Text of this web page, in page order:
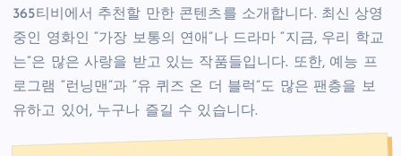
365티비에서 추천할 만한 콘텐츠를 소개합니다. 최신 상영
중인 영화인 “가장 보통의 연애”나 드라마 “지금, 우리 학교
는”은 많은 사랑을 받고 있는 작품들입니다. 또한, 예능 프
로그램 “런닝맨”과 “유 퀴즈 온 더 블럭”도 많은 팬층을 보
유하고 있어, 누구나 즐길 수 있습니다.